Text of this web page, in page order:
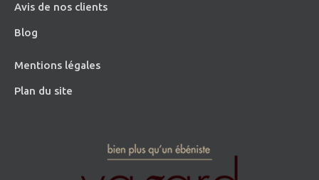
Avis de nos clients
Blog
Mentions légales
Plan du site